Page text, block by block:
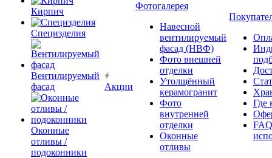
Кирпич
Специзделия
Вентилируемый
фасад
Оконные
отливы /
подоконники
Акции
Фотогалерея
Навесной
вентилируемый
фасад (НВФ)
Фото внешней
отделки
Утолщённый
керамогранит
Фото
внутренней
отделки
Оконные
отливы
Где